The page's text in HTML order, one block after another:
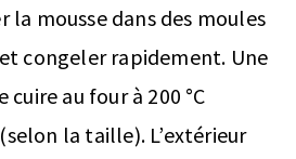
la mousse dans des moules
congeler rapidement. Une
au four à 200 °C
la taille). L’extérieur